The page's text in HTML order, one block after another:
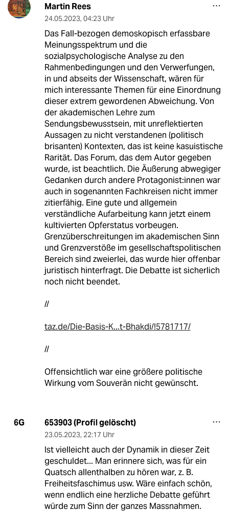
Martin Rees
24.05.2023, 04:23 Uhr
Das Fall-bezogen demoskopisch erfassbare
Meinungsspektrum und die
sozialpsychologische Analyse zu den
Rahmenbedingungen und den Verwerfungen,
in und abseits der Wissenschaft, wären für
mich interessante Themen für eine Einordnung
dieser extrem gewordenen Abweichung. Von
der akademischen Lehre zum
Sendungsbewusstsein, mit unreflektierten
Aussagen zu nicht verstandenen (politisch
brisanten) Kontexten, das ist keine kasuistische
Rarität. Das Forum, das dem Autor gegeben
wurde, ist beachtlich. Die Äußerung abwegiger
Gedanken durch andere Protagonist:innen war
auch in sogenannten Fachkreisen nicht immer
zitierfähig. Eine gute und allgemein
verständliche Aufarbeitung kann jetzt einem
kultivierten Opferstatus vorbeugen.
Grenzüberschreitungen im akademischen Sinn
und Grenzverstöße im gesellschaftspolitischen
Bereich sind zweierlei, das wurde hier offenbar
juristisch hinterfragt. Die Debatte ist sicherlich
noch nicht beendet.
//
taz.de/Die-Basis-K...t-Bhakdi/!5781717/
//
Offensichtlich war eine größere politische
Wirkung vom Souverän nicht gewünscht.
6G 653903 (Profil gelöscht)
23.05.2023, 22:17 Uhr
Ist vielleicht auch der Dynamik in dieser Zeit
geschuldet... Man erinnere sich, was für ein
Quatsch allenthalben zu hören war, z. B.
Freiheitsfaschimus usw. Wäre einfach schön,
wenn endlich eine herzliche Debatte geführt
würde zum Sinn der ganzes Massnahmen.